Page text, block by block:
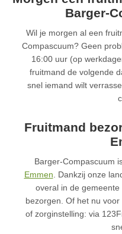
Barger-
Wil je morgen al een
Compascuum? Geen
16:00 uur (op
fruitmand de volgende
snel iemand wilt
Fruitmand
Barger-Compascuum
Emmen. Dankzij onze
overal in de
bezorgen. Of het nu
of zorginstelling: via